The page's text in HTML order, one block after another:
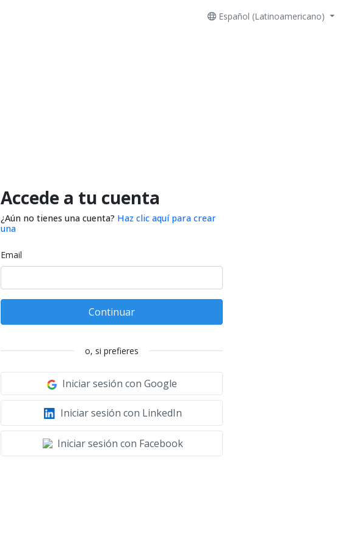
Español (Latinoamericano)
Accede a tu cuenta
¿Aún no tienes una cuenta? Haz clic aquí para crear
una
Email
Continuar
o, si prefieres
Iniciar sesión con Google
Iniciar sesión con LinkedIn
Iniciar sesión con Facebook